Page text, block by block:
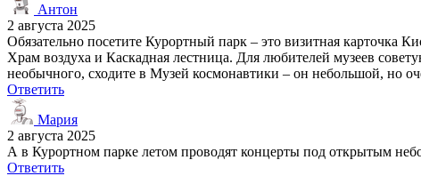
Антон
2 августа 2025
Обязательно посетите Курортный парк – это визитная карточка
Храм воздуха и Каскадная лестница. Для любителей музеев
необычного, сходите в Музей космонавтики – он небольшой, но
Ответить
Мария
2 августа 2025
А в Курортном парке летом проводят концерты под открытым
Ответить